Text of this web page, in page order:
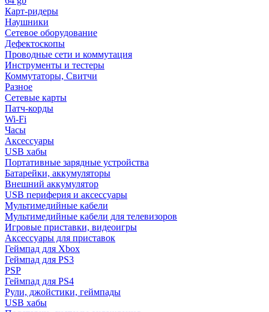
Карт-ридеры
Наушники
Сетевое оборудование
Дефектоскопы
Проводные сети и коммутация
Инструменты и тестеры
Коммутаторы, Свитчи
Разное
Сетевые карты
Патч-корды
Wi-Fi
Часы
Аксессуары
USB хабы
Портативные зарядные устройства
Батарейки, аккумуляторы
Внешний аккумулятор
USB периферия и аксессуары
Мультимедийные кабели
Мультимедийные кабели для телевизоров
Игровые приставки, видеоигры
Аксессуары для приставок
Геймпад для Xbox
Геймпад для PS3
PSP
Геймпад для PS4
Рули, джойстики, геймпады
USB хабы